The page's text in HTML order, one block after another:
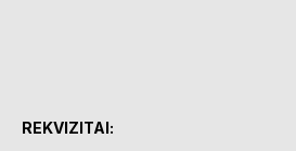
REKVIZITAI: